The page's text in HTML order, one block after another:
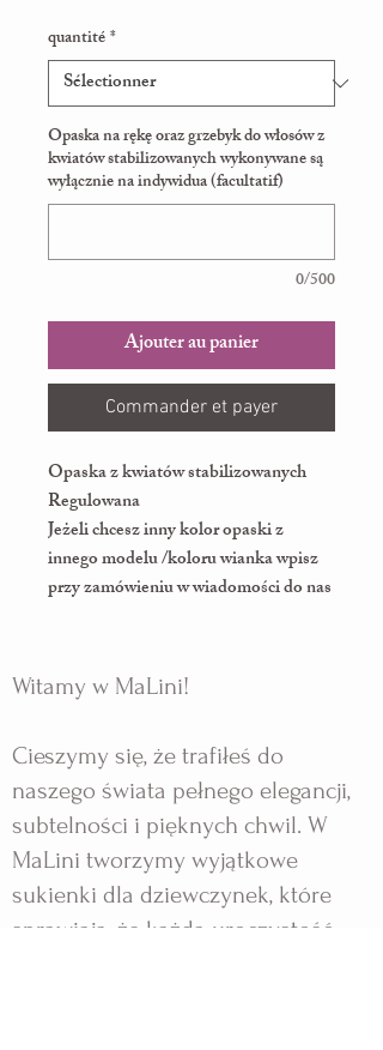
quantité*
Opaska na rękę oraz grzebyk do włosów z
kwiatów stabilizowanych wykonywane są
wyłącznie na indywidua (facultatif)
0/500
Ajouter au panier
Commander et payer
Opaska z kwiatów stabilizowanych
Regulowana
Jeżeli chcesz inny kolor opaski z
innego modelu /koloru wianka wpisz
przy zamówieniu w wiadomości do nas
Witamy w MaLini!
Cieszymy się, że trafiłeś do
naszego świata pełnego elegancji,
subtelności i pięknych chwil. W
MaLini tworzymy wyjątkowe
sukienki dla dziewczynek, które
sprawiają, że każda uroczystość